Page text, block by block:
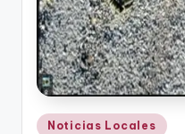
Publicado
Noticias Locales